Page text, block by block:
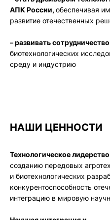
АПК России, обеспечивая
развитие отечественных
– развивать сотрудничество
биотехнологических
среду и индустрию
НАШИ ЦЕННОСТИ
Технологическое
созданию передовых
и биотехнологических
конкурентоспособность
интеграцию в мировую